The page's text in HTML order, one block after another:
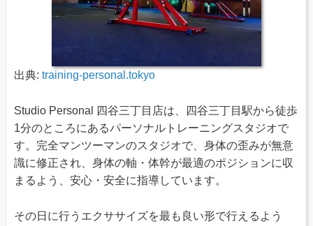
出典: training-personal.tokyo
Studio Personal 四谷三丁目店は、四谷三丁目駅から徒歩
1分のところにあるパーソナルトレーニングスタジオで
す。完全マンツーマンのスタジオで、身体の歪みが無意
識に修正され、身体の軸・体幹が最適のポジションに収
まるよう、安心・安全に指導しています。
その日に行うエクササイズを最も良い形で行えるよう